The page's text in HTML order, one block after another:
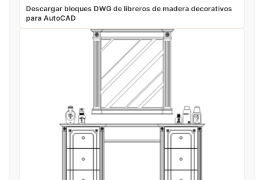
Descargar bloques DWG de libreros de madera decorativos
para AutoCAD